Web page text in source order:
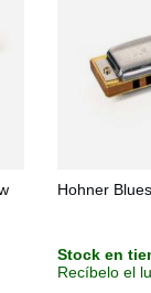
Hohner
Stock en
Recíbelo el